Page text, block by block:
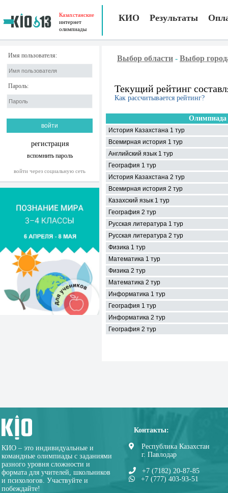
Казахстанские
интернет
олимпиады
КИО Результаты
Имя пользователя:
Пароль:
регистрация
вспомнить пароль
войти через социальную сеть
Выбор области - Выбор
Текущий рейтинг
Как рассчитывается рейтинг?
Олимпиада
История Казахстана 1 тур
Всемирная история 1 тур
Английский язык 1 тур
География 1 тур
История Казахстана 2 тур
Всемирная история 2 тур
Казахский язык 1 тур
География 2 тур
Русская литература 1 тур
Русская литература 2 тур
Физика 1 тур
Математика 1 тур
Физика 2 тур
Математика 2 тур
Информатика 1 тур
География 1 тур
Информатика 2 тур
География 2 тур
КИО – это индивидуальные и
командные олимпиады с заданиями
разного уровня сложности и
формата для учителей, школьников
и психологов. Участвуйте и
побеждайте!
Контакты:
Республика Казахстан
г. Павлодар
+7 (7182) 20-87-85
+7 (777) 403-93-51